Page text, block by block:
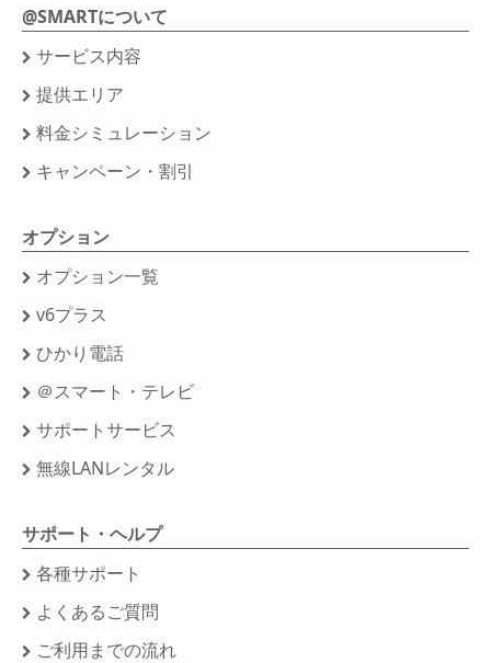
@SMARTについて
サービス内容
提供エリア
料金シミュレーション
キャンペーン・割引
オプション
オプション一覧
v6プラス
ひかり電話
＠スマート・テレビ
サポートサービス
無線LANレンタル
サポート・ヘルプ
各種サポート
よくあるご質問
ご利用までの流れ